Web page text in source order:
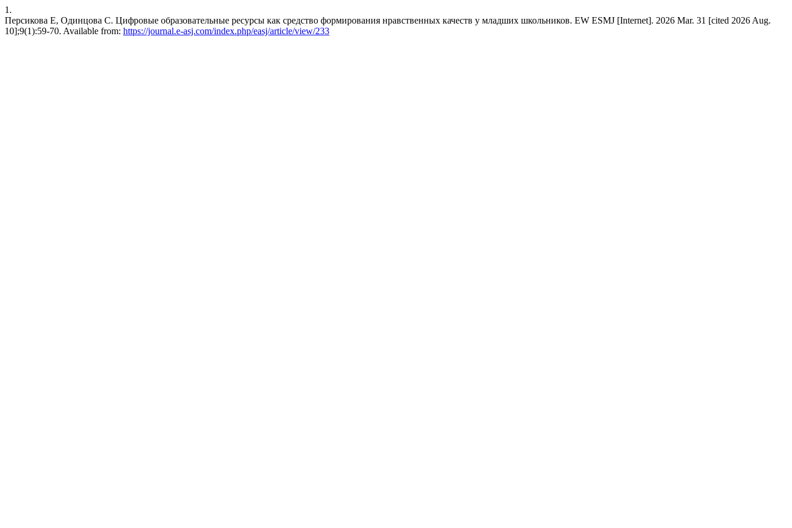
1.
Персикова Е, Одинцова С. Цифровые образовательные ресурсы как средство формирования нравственных качеств у младших школьников. EW ESMJ [Internet]. 2026 Mar. 31 [cited 2026 Aug.
10];9(1):59-70. Available from: https://journal.e-asj.com/index.php/easj/article/view/233